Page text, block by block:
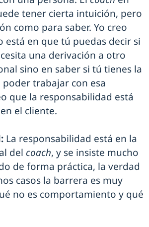
tener cierta intuición, pero
como para saber. Yo creo
está en que tú puedas decir si
una derivación a otro
sino en saber si tú tienes la
poder trabajar con esa
que la responsabilidad está
el cliente.
La responsabilidad está en la
del coach, y se insiste mucho
de forma práctica, la verdad
casos la barrera es muy
no es comportamiento y qué